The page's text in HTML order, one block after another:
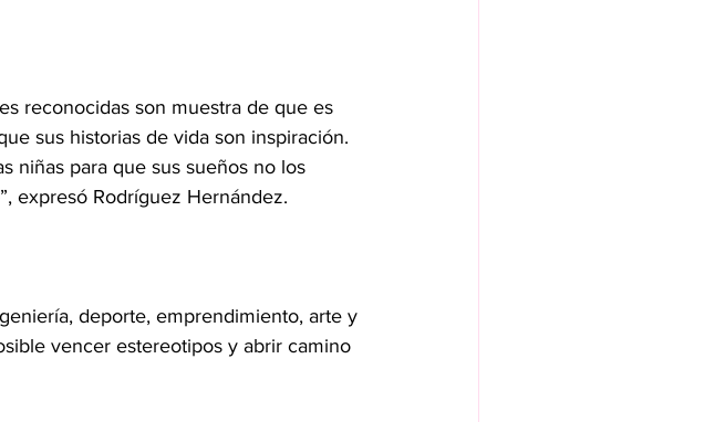
reconocidas son muestra de que es
sus historias de vida son inspiración.
niñas para que sus sueños no los
expresó Rodríguez Hernández.
deporte, emprendimiento, arte y
vencer estereotipos y abrir camino